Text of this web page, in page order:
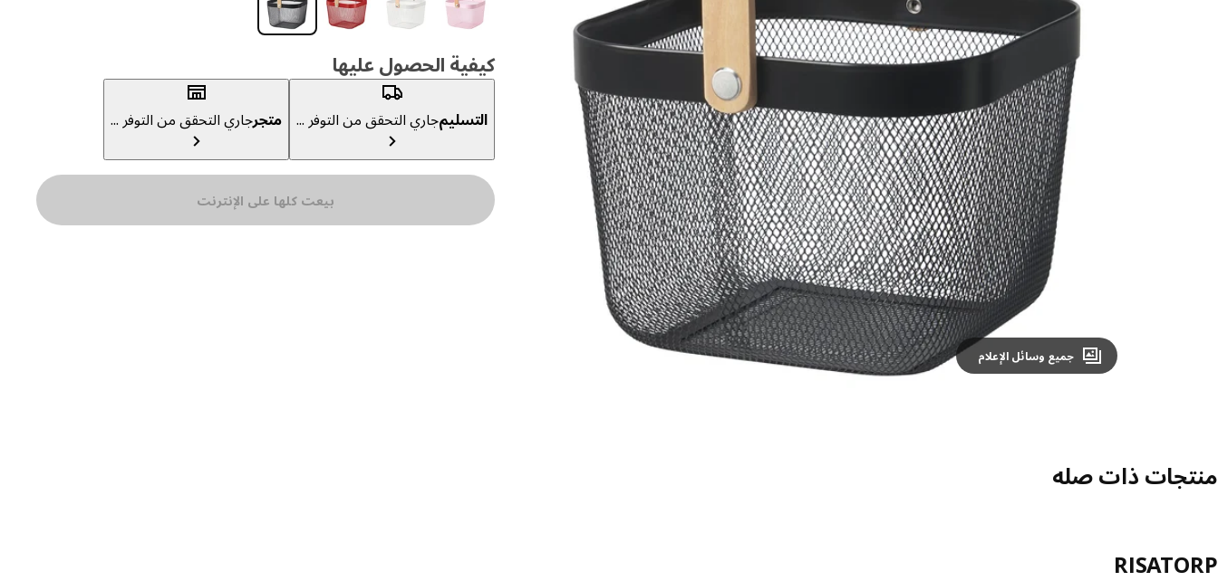
Image zoomed out, normal view
جميع وسائل الإعلام
كيفية الحصول عليها
التسليمجاري التحقق من التوفر ... متجرجاري التحقق من التوفر ...
بيعت كلها على الإنترنت
منتجات ذات صله
RISATORP